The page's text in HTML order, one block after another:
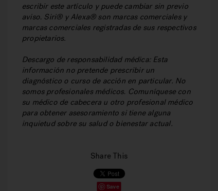
Share This
Save
escribir este artículo y puede cambiar sin previo
aviso. Siri® y Alexa® son marcas comerciales y
marcas comerciales registradas de sus respectivos
propietarios.
Descargo de responsabilidad médica: Esta
información no pretende prescribir un
diagnóstico o curso de acción en particular. No
somos profesionales médicos. Comuníquese con
su médico de cabecera u otro profesional médico
para obtener asesoramiento si tiene alguna
inquietud sobre su salud o bienestar actual.